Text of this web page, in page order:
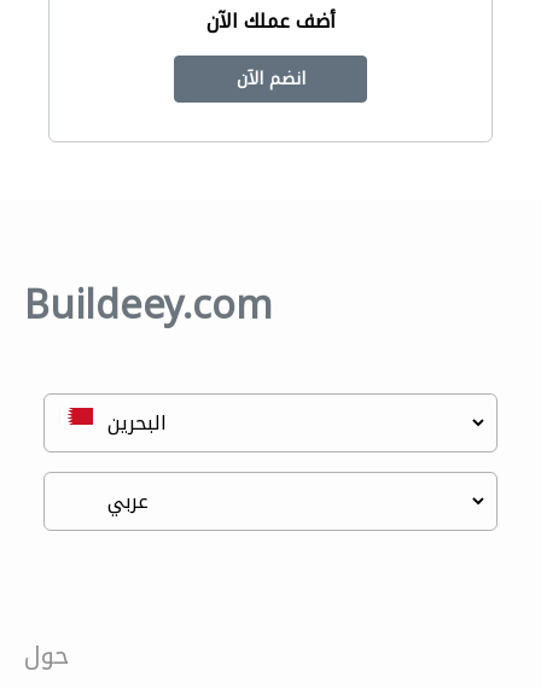
أضف عملك الآن
انضم الآن
Buildeey.com
حول